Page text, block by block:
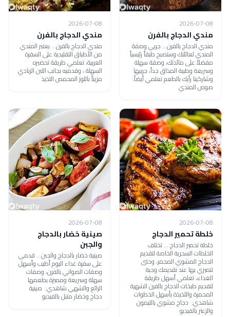
2026-07-08
مندي الدجاج بالفرن
مندي الدجاج بالفرن .. جربي وصفة
المندي لعائلتك وستصبح طبقاً رئيسياً
مفضلاً على مائدتك، وصفة سهلة
وسريعة وطيبة المذاق جداً، جربيها
وشاركينا رأيك بالطعم تعلمي أيضاً:
صوص المندي
2026-07-08
مندي الدجاج بالفرن
مندي الدجاج بالفرن .. يعتبر المندي
من الأطباق التقليدية على السفرة
العربية، تعلمي طريقة تحضيره
السهلة ، وقدميه بجانب اللبن الزبادي
مزيناً باللوز المحمص اللذيذ
2026-07-08
خلطة تحمير الدجاج
خلطة تحمير الدجاج ... تختلف
الخلطات السحرية الخاصة لتقديم
الدجاج المشوي المحمر، وحتى
تتميزي بها عند تقديمك وجبة
الغداء، تعلمي أسهل طريقة
لتقديم طبخات الدجاج بالفرن الشهية
المحمرة واللذيذة بأسهل الخطوات
شاهدي: دجاج مشوي بالليمون
والزعتر بالفيديو
2026-07-08
صينية خضار بالدجاج
والجبن
صينية خضار بالدجاج والجبن .. قدمي
على سفرة غداء اليوم أطيب وأسهل
وصفات الصواني بالفرن، وصفات
سهلة وسريعة ومميزة بطعمها
الرائع والشهي شاهدي: صينية
دجاج وخضار متبل بالفيديو